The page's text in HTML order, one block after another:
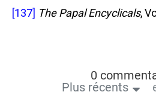
[137] The Papal Encyclicals,
0
Plus récents